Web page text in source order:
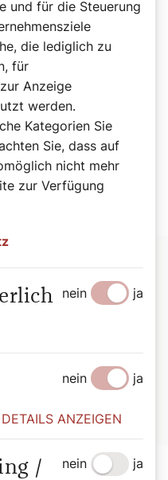
für jüdische
vor Ort
kuratiert. Der
für Konzerte, Vorträge
repräsentieren
von Nachkommen der
Familien. Sie
eine besondere
Projekt gelebter
lohnt.
7. bis 9. und 14. bis 16.
laden zur
Geschichte und Gegenwart,
Synagoge.
und für die Steuerung
die lediglich zu
für
Anzeige
werden.
Kategorien Sie
Sie, dass auf
nicht mehr
zur Verfügung
nein ja
nein ja
DETAILS ANZEIGEN
/
nein ja